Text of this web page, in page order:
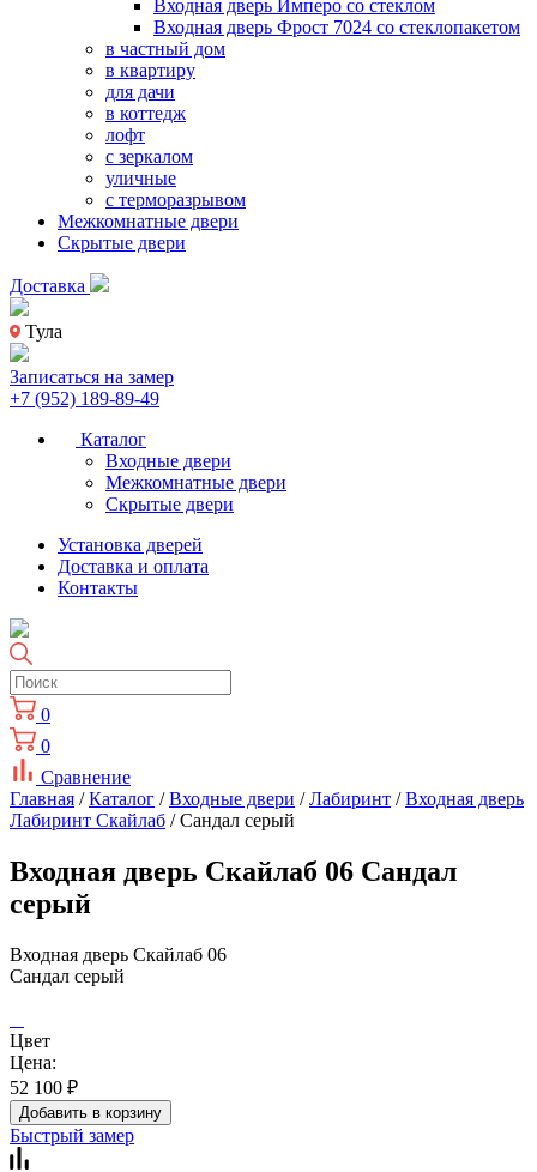
Входная дверь Имперо со стеклом
Входная дверь Фрост 7024 со стеклопакетом
в частный дом
в квартиру
для дачи
в коттедж
лофт
с зеркалом
уличные
с терморазрывом
Межкомнатные двери
Скрытые двери
Доставка
Тула
Записаться на замер
+7 (952) 189-89-49
Каталог
Входные двери
Межкомнатные двери
Скрытые двери
Установка дверей
Доставка и оплата
Контакты
0
0
Сравнение
Главная /Каталог /Входные двери /Лабиринт /Входная дверь
Лабиринт Скайлаб / Сандал серый
Входная дверь Скайлаб 06 Сандал
серый
Входная дверь Скайлаб 06
Сандал серый
Цвет
Цена:
52 100 ₽
Добавить в корзину
Быстрый замер